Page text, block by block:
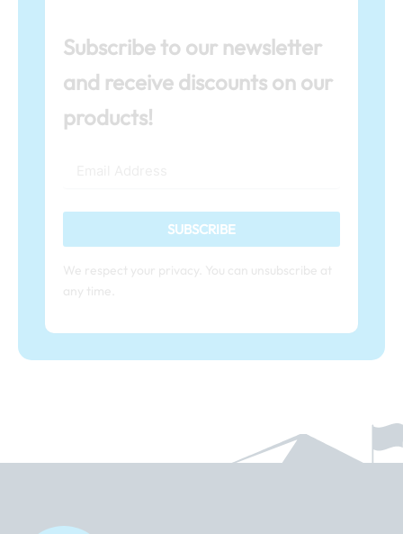
Subscribe to our newsletter
and receive discounts on our
products!
SUBSCRIBE